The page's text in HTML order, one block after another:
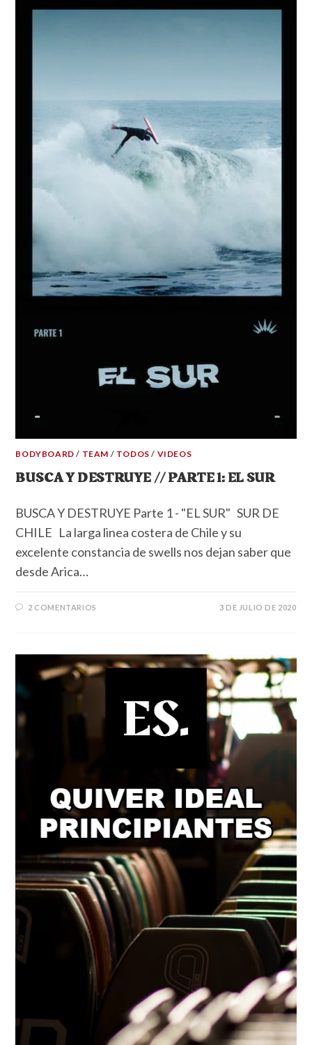
BODYBOARD / TEAM / TODOS / VIDEOS
BUSCA Y DESTRUYE // PARTE 1: EL SUR
BUSCA Y DESTRUYE Parte 1 - "EL SUR" SUR DE
CHILE La larga linea costera de Chile y su
excelente constancia de swells nos dejan saber que
desde Arica…
2 COMENTARIOS 3 DE JULIO DE 2020